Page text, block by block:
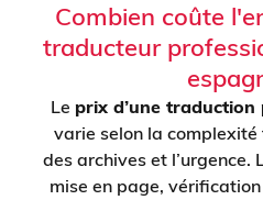
Combien coûte
traducteur
Le prix d’une
varie selon la
des archives et l’urgence.
mise en page,